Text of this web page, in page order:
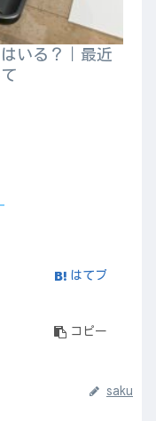
いる？｜最近
はてブ
コピー
saku